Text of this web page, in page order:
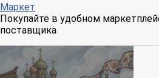
Маркет
Покупайте в удобном
поставщика